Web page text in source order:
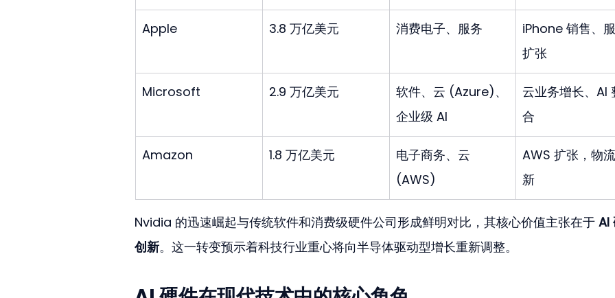
Apple 3.8 万亿美元 消费电子、服务
iPhone 销售、
扩张
Microsoft 2.9 万亿美元
软件、云 (Azure)、
企业级 AI
云业务增长、AI
合
Amazon 1.8 万亿美元
电子商务、云
(AWS)
AWS 扩张，物
新
Nvidia 的迅速崛起与传统软件和消费级硬件公司形成鲜明对比，其核心价值主张在于 AI
创新。这一转变预示着科技行业重心将向半导体驱动型增长重新调整。